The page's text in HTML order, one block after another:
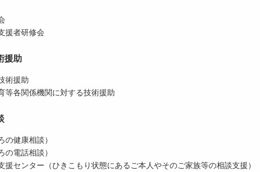
援者研修会
援助
術援助
等各関係機関に対する技術援助
の健康相談）
の電話相談）
援センター（ひきこもり状態にあるご本人やそのご家族等の相談支援）